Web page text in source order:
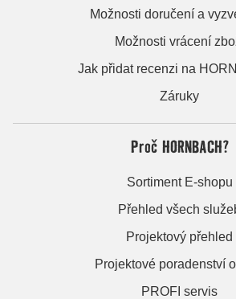
Možnosti doručení a
Možnosti vrácení
Jak přidat recenzi na
Záruky
Proč HORNBACH?
Sortiment E-shopu
Přehled všech
Projektový přehled
Projektové poradenství
PROFI servis